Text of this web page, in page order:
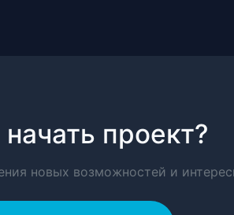
проект?
новых возможностей и